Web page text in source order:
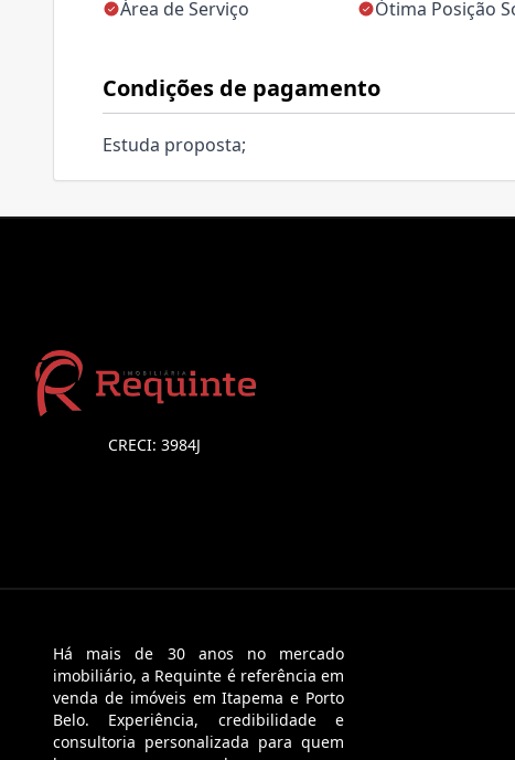
Área de Serviço
Ótima Posição
Condições de pagamento
Estuda proposta;
CRECI: 3984J
Há mais de 30 anos no mercado
imobiliário, a Requinte é referência em
venda de imóveis em Itapema e Porto
Belo. Experiência, credibilidade e
consultoria personalizada para quem